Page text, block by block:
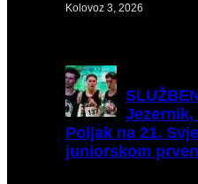
Kolovoz 3, 2026
Poljak na 21.
juniorskom